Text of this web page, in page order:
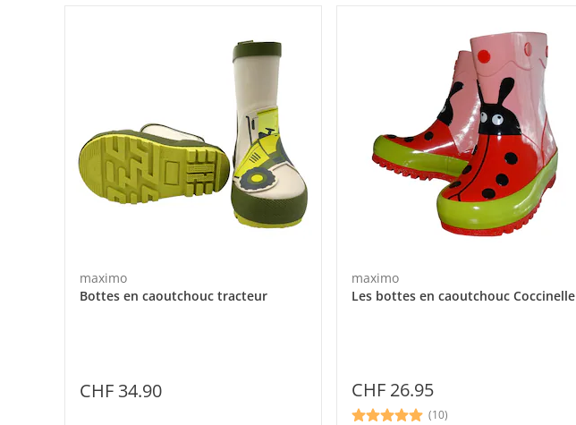
maximo
Bottes en caoutchouc tracteur
CHF 34.90
maximo
Les bottes en caoutchouc Coccinelle
CHF 26.95
(10)